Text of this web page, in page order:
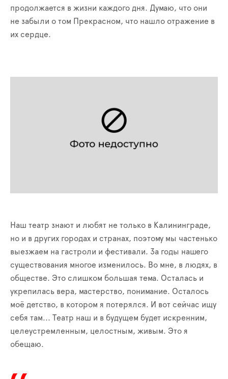
продолжается в жизни каждого дня. Думаю, что они
не забыли о том Прекрасном, что нашло отражение в
их сердце.
Наш театр знают и любят не только в Калининграде,
но и в других городах и странах, поэтому мы частенько
выезжаем на гастроли и фестивали. За годы нашего
существования многое изменилось. Во мне, в людях, в
обществе. Это слишком большая тема. Осталась и
укрепилась вера, мастерство, понимание. Осталось
моё детство, в котором я потерялся. И вот сейчас ищу
себя там... Театр наш и в будущем будет искренним,
целеустремленным, целостным, живым. Это я
обещаю.